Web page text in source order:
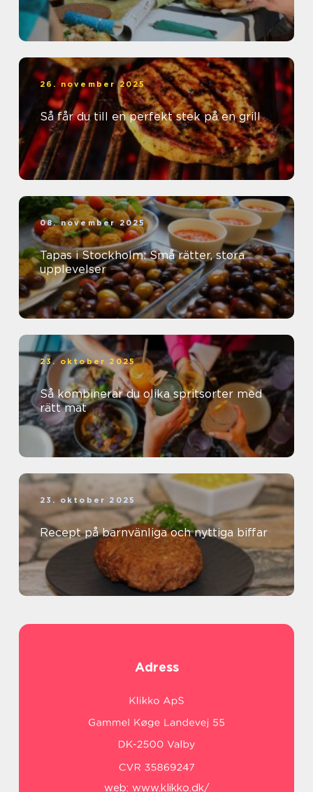
26. november 2025
Så får du till en perfekt stek på en grill
08. november 2025
Tapas i Stockholm: Små rätter, stora
upplevelser
23. oktober 2025
Så kombinerar du olika spritsorter med
rätt mat
23. oktober 2025
Recept på barnvänliga och nyttiga biffar
Adress
web: www.klikko.dk/